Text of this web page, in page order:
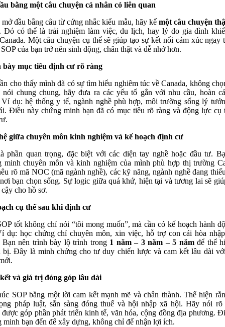
bằng một câu chuyện cá nhân có liên quan
đầu bằng câu từ cứng nhắc kiểu mẫu, hãy kể một câu chuyện
Đó có thể là trải nghiệm làm việc, du lịch, hay lý do gia đình
Một câu chuyện cụ thể sẽ giúp tạo sự kết nối cảm xúc ngay
của bạn trở nên sinh động, chân thật và dễ nhớ hơn.
bày mục tiêu định cư rõ ràng
cho thấy mình đã có sự tìm hiểu nghiêm túc về Canada, không
nói chung chung, hãy đưa ra các yếu tố gắn với nhu cầu, hoàn
Ví dụ: hệ thống y tế, ngành nghề phù hợp, môi trường sống lý
Điều này chứng minh bạn đã có mục tiêu rõ ràng và động lực cụ
giữa chuyên môn kinh nghiệm và kế hoạch định cư
phần quan trọng, đặc biệt với các diện tay nghề hoặc đầu tư.
minh chuyên môn và kinh nghiệm của mình phù hợp thị trường
rõ mã NOC (mã ngành nghề), các kỹ năng, ngành nghề đang
bạn chọn sống. Sự logic giữa quá khứ, hiện tại và tương lai sẽ
cho hồ sơ.
cụ thể sau khi định cư
tốt không chỉ nói “tôi mong muốn”, mà cần có kế hoạch hành
dụ: học chứng chỉ chuyên môn, xin việc, hỗ trợ con cái hòa
Bạn nên trình bày lộ trình trong 1 năm – 3 năm – 5 nămđể thể
bị. Đây là minh chứng cho tư duy chiến lược và cam kết lâu dài
và giá trị đóng góp lâu dài
SOP bằng một lời cam kết mạnh mẽ và chân thành. Thể hiện
pháp luật, sẵn sàng đóng thuế và hội nhập xã hội. Hãy nói rõ
được góp phần phát triển kinh tế, văn hóa, cộng đồng địa phương.
minh bạn đến để xây dựng, không chỉ để nhận lợi ích.